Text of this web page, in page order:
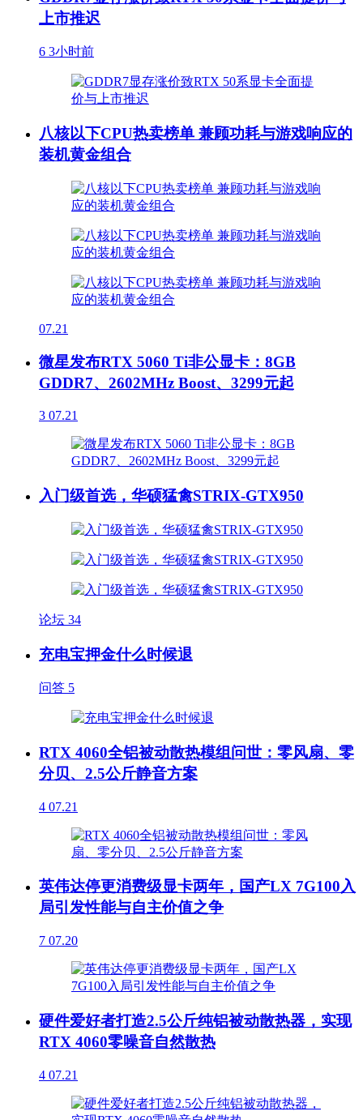
上市推迟
6 3小时前
八核以下CPU热卖榜单 兼顾功耗与游戏响应的
装机黄金组合
07.21
微星发布RTX 5060 Ti非公显卡：8GB
GDDR7、2602MHz Boost、3299元起
3 07.21
入门级首选，华硕猛禽STRIX-GTX950
论坛 34
充电宝押金什么时候退
问答 5
RTX 4060全铝被动散热模组问世：零风扇、零
分贝、2.5公斤静音方案
4 07.21
英伟达停更消费级显卡两年，国产LX 7G100入
局引发性能与自主价值之争
7 07.20
硬件爱好者打造2.5公斤纯铝被动散热器，实现
RTX 4060零噪音自然散热
4 07.21